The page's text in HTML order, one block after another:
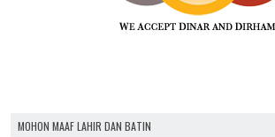
MOHON MAAF LAHIR DAN BATIN